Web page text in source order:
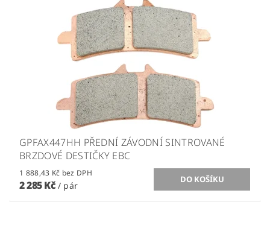
GPFAX447HH PŘEDNÍ ZÁVODNÍ SINTROVANÉ
BRZDOVÉ DESTIČKY EBC
1 888,43 Kč bez DPH
2 285 Kč / pár